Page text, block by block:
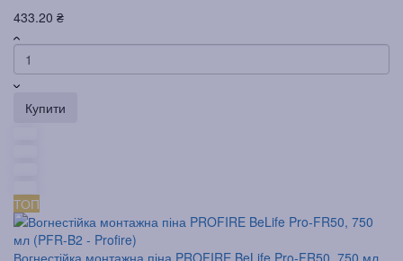
433.20 ₴
Купити
ТОП
Вогнестійка монтажна піна PROFIRE BeLife Pro-FR50, 750 мл